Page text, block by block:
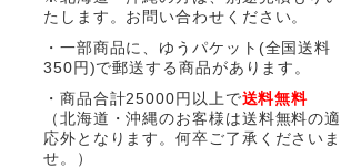
たします。お問い合わせください。
・一部商品に、ゆうパケット(全国送料
350円)で郵送する商品があります。
・商品合計25000円以上で送料無料
（北海道・沖縄のお客様は送料無料の適
応外となります。何卒ご了承くださいま
せ。）